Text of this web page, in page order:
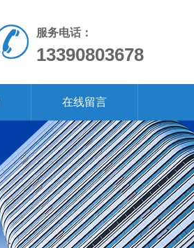
服务电话：
13390803678
在线留言